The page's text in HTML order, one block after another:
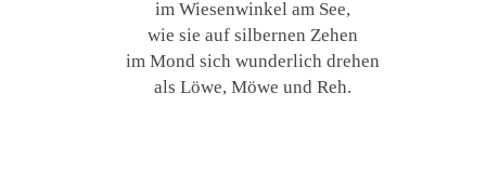
im Wiesenwinkel am See,
wie sie auf silbernen Zehen
im Mond sich wunderlich drehen
als Löwe, Möwe und Reh.